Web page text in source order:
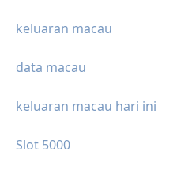
keluaran macau
data macau
keluaran macau hari ini
Slot 5000